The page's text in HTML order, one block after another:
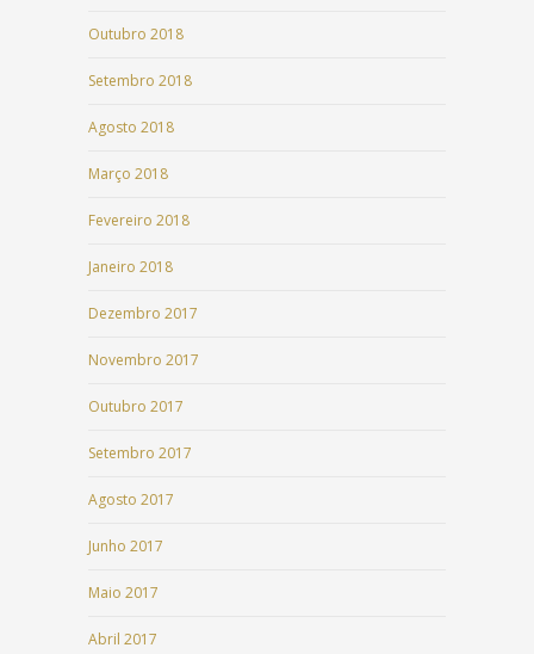
Outubro 2018
Setembro 2018
Agosto 2018
Março 2018
Fevereiro 2018
Janeiro 2018
Dezembro 2017
Novembro 2017
Outubro 2017
Setembro 2017
Agosto 2017
Junho 2017
Maio 2017
Abril 2017